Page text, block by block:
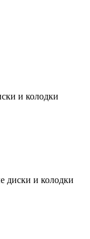
и колодки
диски и колодки